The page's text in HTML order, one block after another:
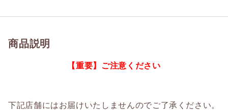
商品説明
【重要】ご注意ください
下記店舗にはお届けいたしませんのでご了承ください。